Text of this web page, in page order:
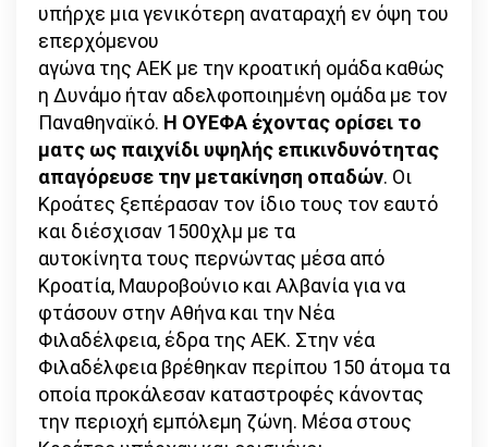
υπήρχε μια γενικότερη αναταραχή εν όψη του
επερχόμενου
αγώνα της ΑΕΚ με την κροατική ομάδα καθώς
η Δυνάμο ήταν αδελφοποιημένη ομάδα με τον
Παναθηναϊκό. Η ΟΥΕΦΑ έχοντας ορίσει το
ματς ως παιχνίδι υψηλής επικινδυνότητας
απαγόρευσε την μετακίνηση οπαδών. Οι
Κροάτες ξεπέρασαν τον ίδιο τους τον εαυτό
και διέσχισαν 1500χλμ με τα
αυτοκίνητα τους περνώντας μέσα από
Κροατία, Μαυροβούνιο και Αλβανία για να
φτάσουν στην Αθήνα και την Νέα
Φιλαδέλφεια, έδρα της ΑΕΚ. Στην νέα
Φιλαδέλφεια βρέθηκαν περίπου 150 άτομα τα
οποία προκάλεσαν καταστροφές κάνοντας
την περιοχή εμπόλεμη ζώνη. Μέσα στους